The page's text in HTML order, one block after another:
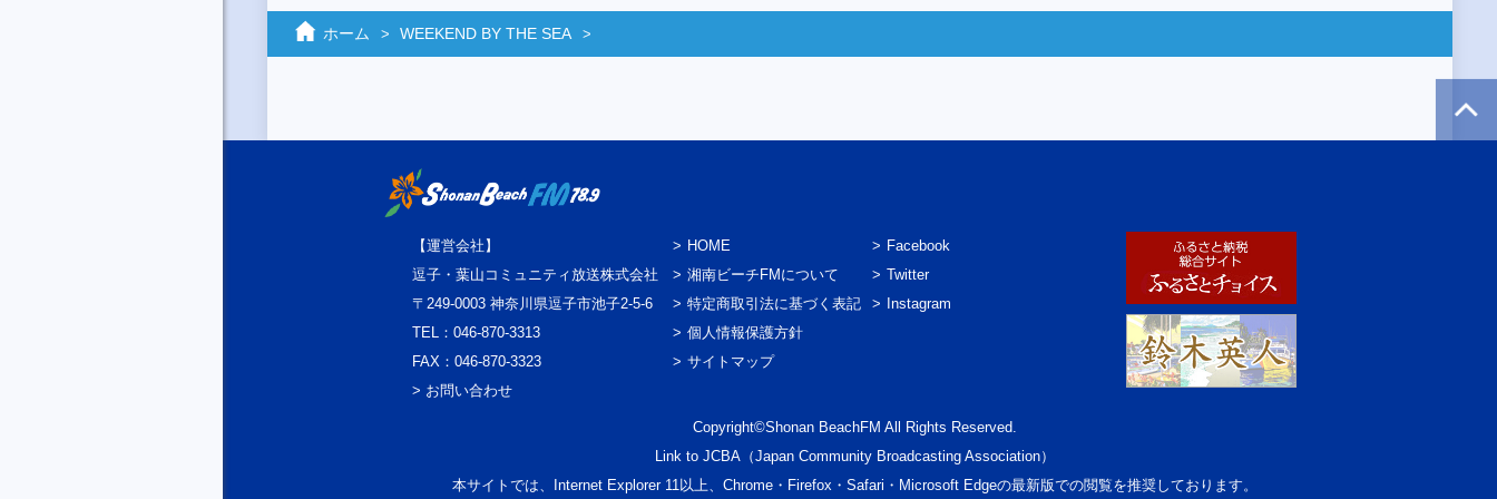
ホーム WEEKEND BY THE SEA
【運営会社】
逗子・葉山コミュニティ放送株式会社
〒249-0003 神奈川県逗子市池子2-5-6
TEL：046-870-3313
FAX：046-870-3323
> お問い合わせ
HOME
湘南ビーチFMについて
特定商取引法に基づく表記
個人情報保護方針
サイトマップ
Facebook
Twitter
Instagram
Copyright©Shonan BeachFM All Rights Reserved.
Link to JCBA（Japan Community Broadcasting Association）
本サイトでは、Internet Explorer 11以上、Chrome・Firefox・Safari・Microsoft Edgeの最新版での閲覧を推奨しております。